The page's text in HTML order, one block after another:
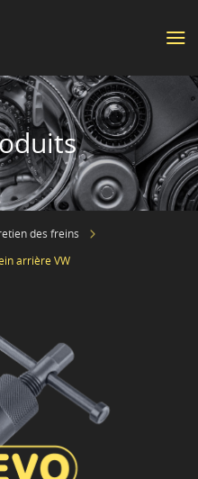
des freins
arrière VW